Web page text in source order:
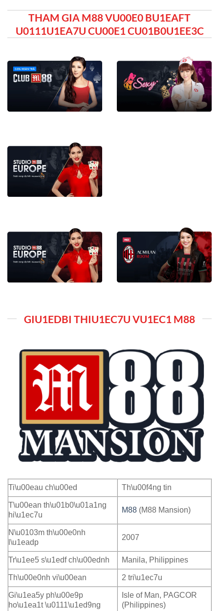
THAM GIA M88 VU00E0 BU1EAFT
U0111U1EA7U CU00E1 CU01B0U1EE3C
GIU1EDBI THIU1EC7U VU1EC1 M88
Ti\u00eau ch\u00ed Th\u00f4ng tin
T\u00ean th\u01b0\u01a1ng
hi\u1ec7u
M88(M88 Mansion)
N\u0103m th\u00e0nh
l\u1eadp
2007
Tr\u1ee5 s\u1edf ch\u00ednh Manila, Philippines
Th\u00e0nh vi\u00ean 2 tri\u1ec7u
Gi\u1ea5y ph\u00e9p
ho\u1ea1t \u0111\u1ed9ng
Isle of Man, PAGCOR
(Philippines)